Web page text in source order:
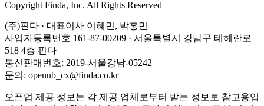
Copyright Finda, Inc. All Rights Reserved
(주)핀다 · 대표이사 이혜민, 박홍민
사업자등록번호 161-87-00209 · 서울특별시 강남구 테헤란로
518 4층 핀다
통신판매번호: 2019-서울강남-05242
문의: openub_cx@finda.co.kr
오픈업 제공 정보는 각 제공 업체로부터 받는 정보로 참고용입